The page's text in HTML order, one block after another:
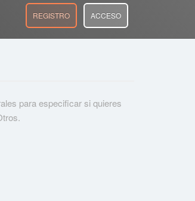
REGISTRO ACCESO
para especificar si quieres